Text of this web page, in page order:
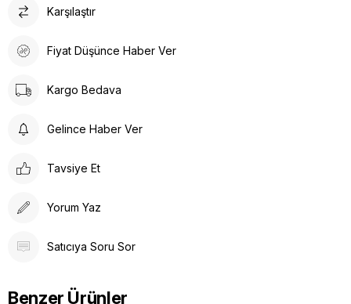
Karşılaştır
Fiyat Düşünce Haber Ver
Kargo Bedava
Gelince Haber Ver
Tavsiye Et
Yorum Yaz
Satıcıya Soru Sor
Benzer Ürünler